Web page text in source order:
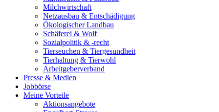
Milchwirtschaft
Netzausbau & Entschädigung
Ökologischer Landbau
Schäferei & Wolf
Sozialpolitik & -recht
Tierseuchen & Tiergesundheit
Tierhaltung & Tierwohl
Arbeitgeberverband
Presse & Medien
Jobbörse
Meine Vorteile
Aktionsangebote